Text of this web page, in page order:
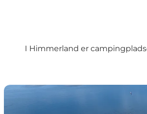
I Himmerland er
Hvalpsund Familie Camping og